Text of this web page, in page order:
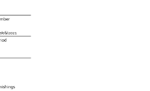
OBRAZ NA STĚNU - SLUNEČNICE